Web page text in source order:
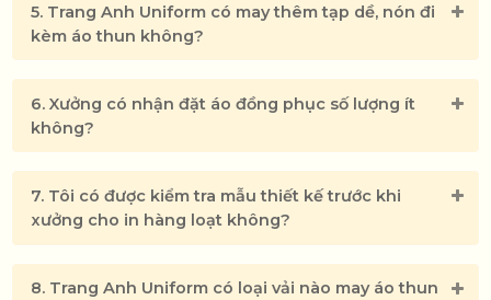
5. Trang Anh Uniform có may thêm tạp dề, nón đi
kèm áo thun không?
6. Xưởng có nhận đặt áo đồng phục số lượng ít
không?
7. Tôi có được kiểm tra mẫu thiết kế trước khi
xưởng cho in hàng loạt không?
8. Trang Anh Uniform có loại vải nào may áo thun